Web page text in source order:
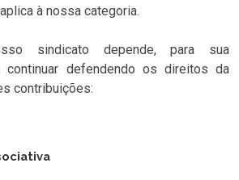
à nossa categoria.
sindicato depende, para sua
continuar defendendo os direitos da
contribuições: